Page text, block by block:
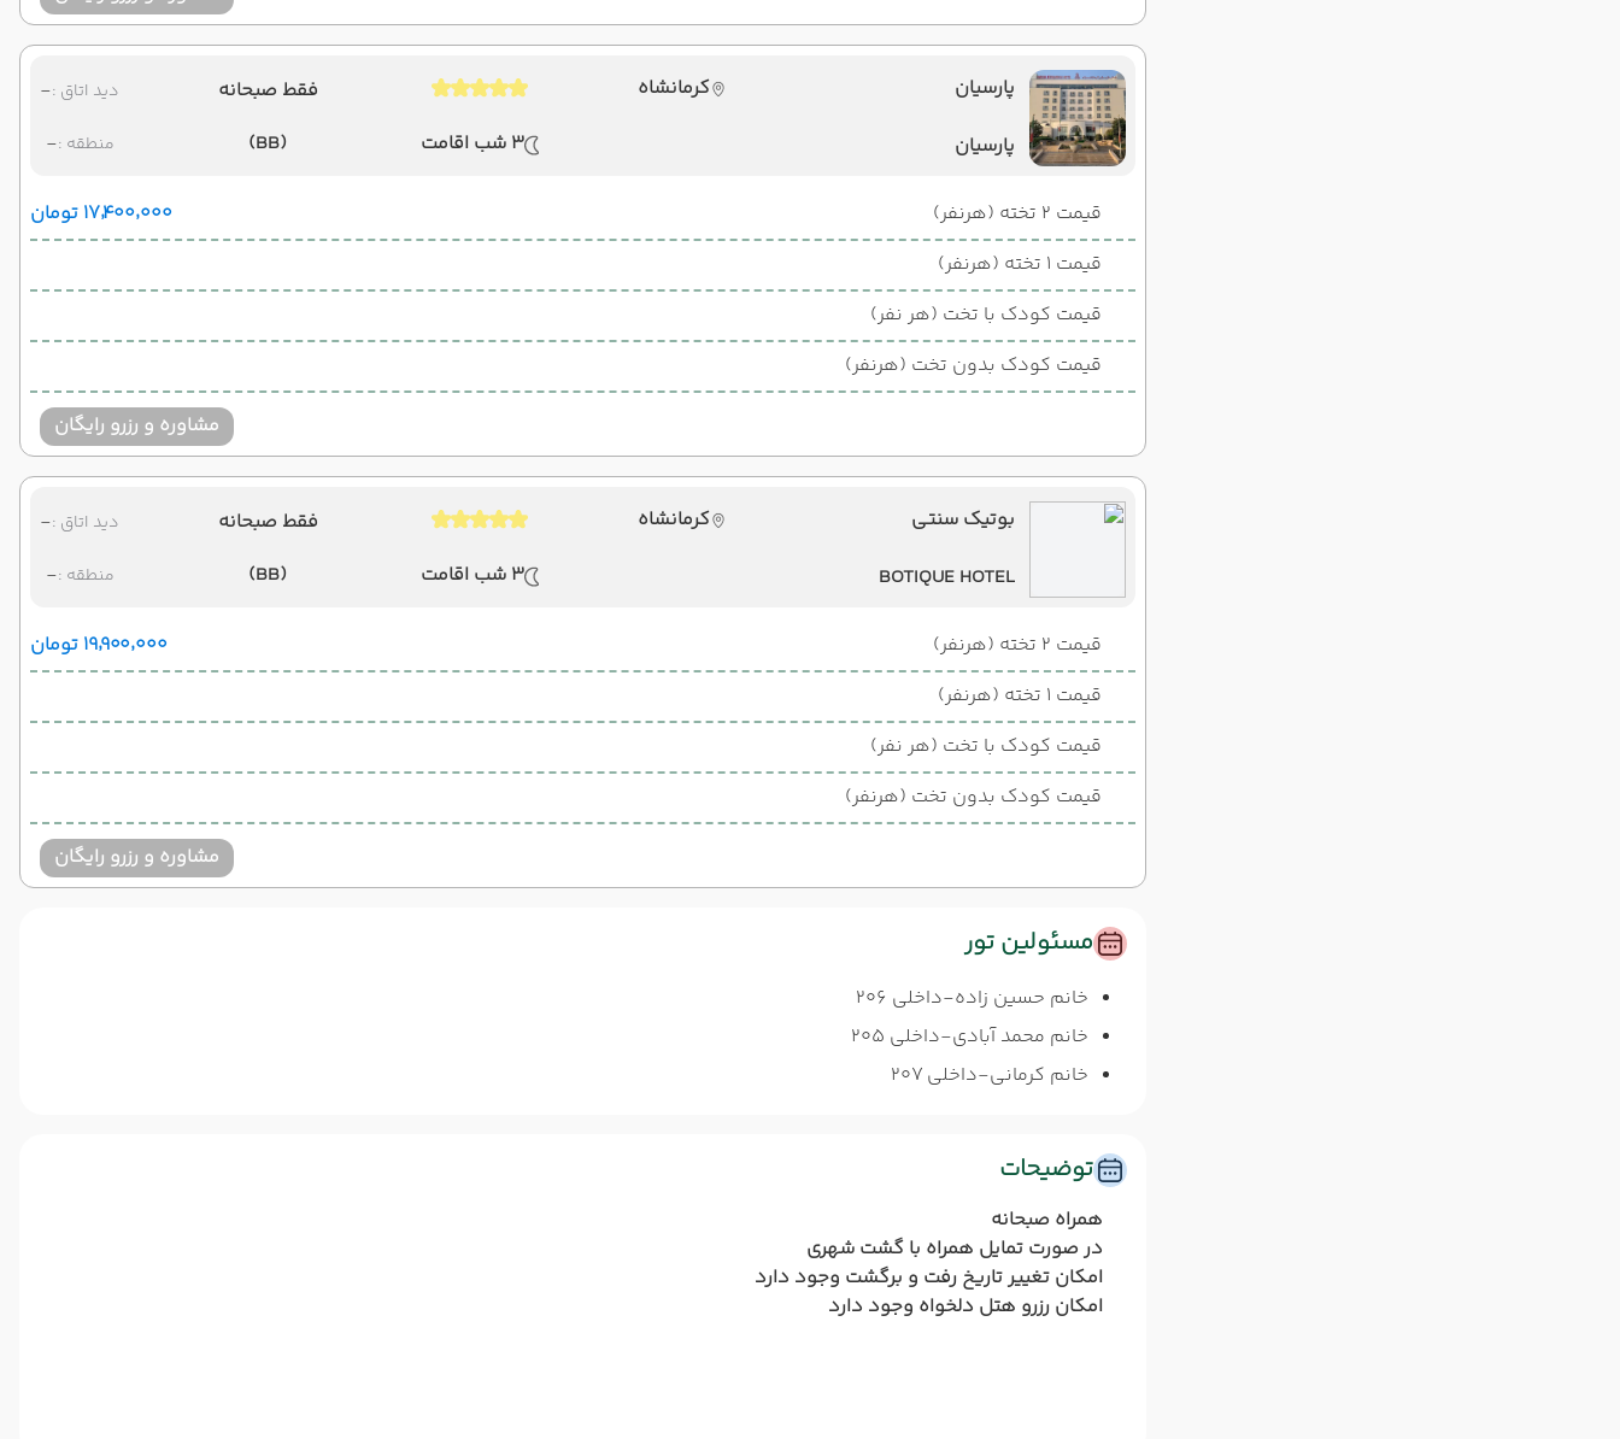
پارسیان
کرمانشاه
پارسیان
3 شب اقامت
فقط صبحانه
(BB)
دید اتاق :-
منطقه :-
قیمت 2 تخته (هرنفر)
۱۷٬۴۰۰٬۰۰۰ تومان
قیمت 1 تخته (هرنفر)
قیمت کودک با تخت (هر نفر)
قیمت کودک بدون تخت (هرنفر)
مشاوره و رزرو رایگان
بوتیک سنتی
کرمانشاه
BOTIQUE HOTEL
3 شب اقامت
فقط صبحانه
(BB)
دید اتاق :-
منطقه :-
قیمت 2 تخته (هرنفر)
۱۹٬۹۰۰٬۰۰۰ تومان
قیمت 1 تخته (هرنفر)
قیمت کودک با تخت (هر نفر)
قیمت کودک بدون تخت (هرنفر)
مشاوره و رزرو رایگان
مسئولین تور
خانم حسین زاده-داخلی 206
خانم محمد آبادی-داخلی 205
خانم کرمانی-داخلی 207
توضیحات
همراه صبحانه
در صورت تمایل همراه با گشت شهری
امکان تغییر تاریخ رفت و برگشت وجود دارد
امکان رزرو هتل دلخواه وجود دارد